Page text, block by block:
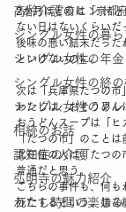
高齢介護のヒントと
シングル女性の暮
シングル女性の年
シングル女性の終
シングル女性のフ
相続のお話
認知症の介護
弘明寺の魅力紹介
わたし時間の楽し
2か月ほど前は「京都
ない日はないくらいだ
後味の悪い結末だった
といけないのに。
次は「兵庫県たつの市
わたしは、おそうめん
おうどんスープは「ヒ
「たつの市」のことは
北在住の人は「たつの
普通だと思う。
こちらの事件も、何も
死亡するという、嫌な